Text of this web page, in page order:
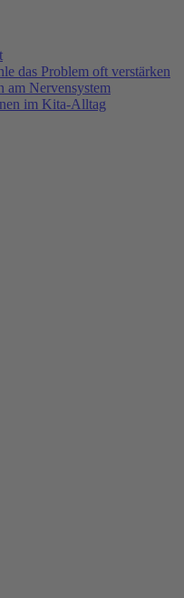
das Problem oft verstärken
am Nervensystem
im Kita-Alltag